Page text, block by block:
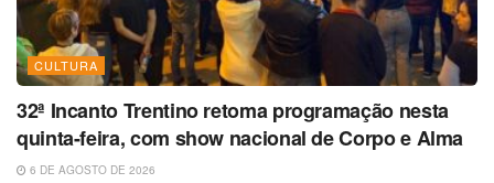
CULTURA
32ª Incanto Trentino retoma programação nesta
quinta-feira, com show nacional de Corpo e Alma
6 DE AGOSTO DE 2026